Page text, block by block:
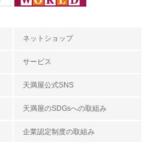
ネットショップ
サービス
天満屋公式SNS
天満屋のSDGsへの取組み
企業認定制度の取組み